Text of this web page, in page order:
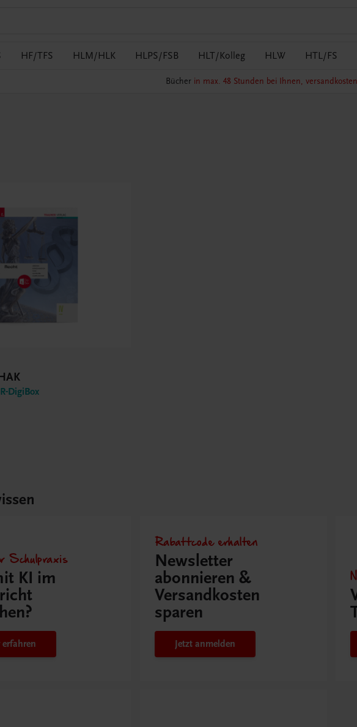
HF/TFS HLM/HLK HLPS/FSB HLT/Kolleg HLW HTL/FS
Bücher in max. 48 Stunden bei Ihnen,
DigiBox
Schulpraxis
KI im
erfahren
Rabattcode erhalten
Newsletter
abonnieren &
Versandkosten
sparen
Jetzt anmelden